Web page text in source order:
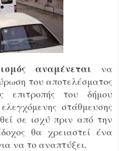
αναμένεται να
του αποτελέσματος
επιτροπής του δήμου
στάθμευσης
σε ισχύ πριν από την
θα χρειαστεί ένα
να το αναπτύξει.